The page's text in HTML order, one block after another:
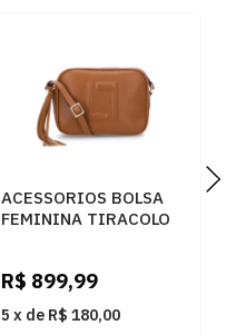
ACESSORIOS BOLSA
FEMININA TIRACOLO
AMENDOA
R$ 899,99
5 x de R$ 180,00